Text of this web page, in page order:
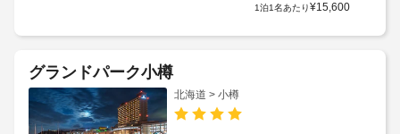
1泊1名あたり¥15,600
グランドパーク小樽
北海道 > 小樽